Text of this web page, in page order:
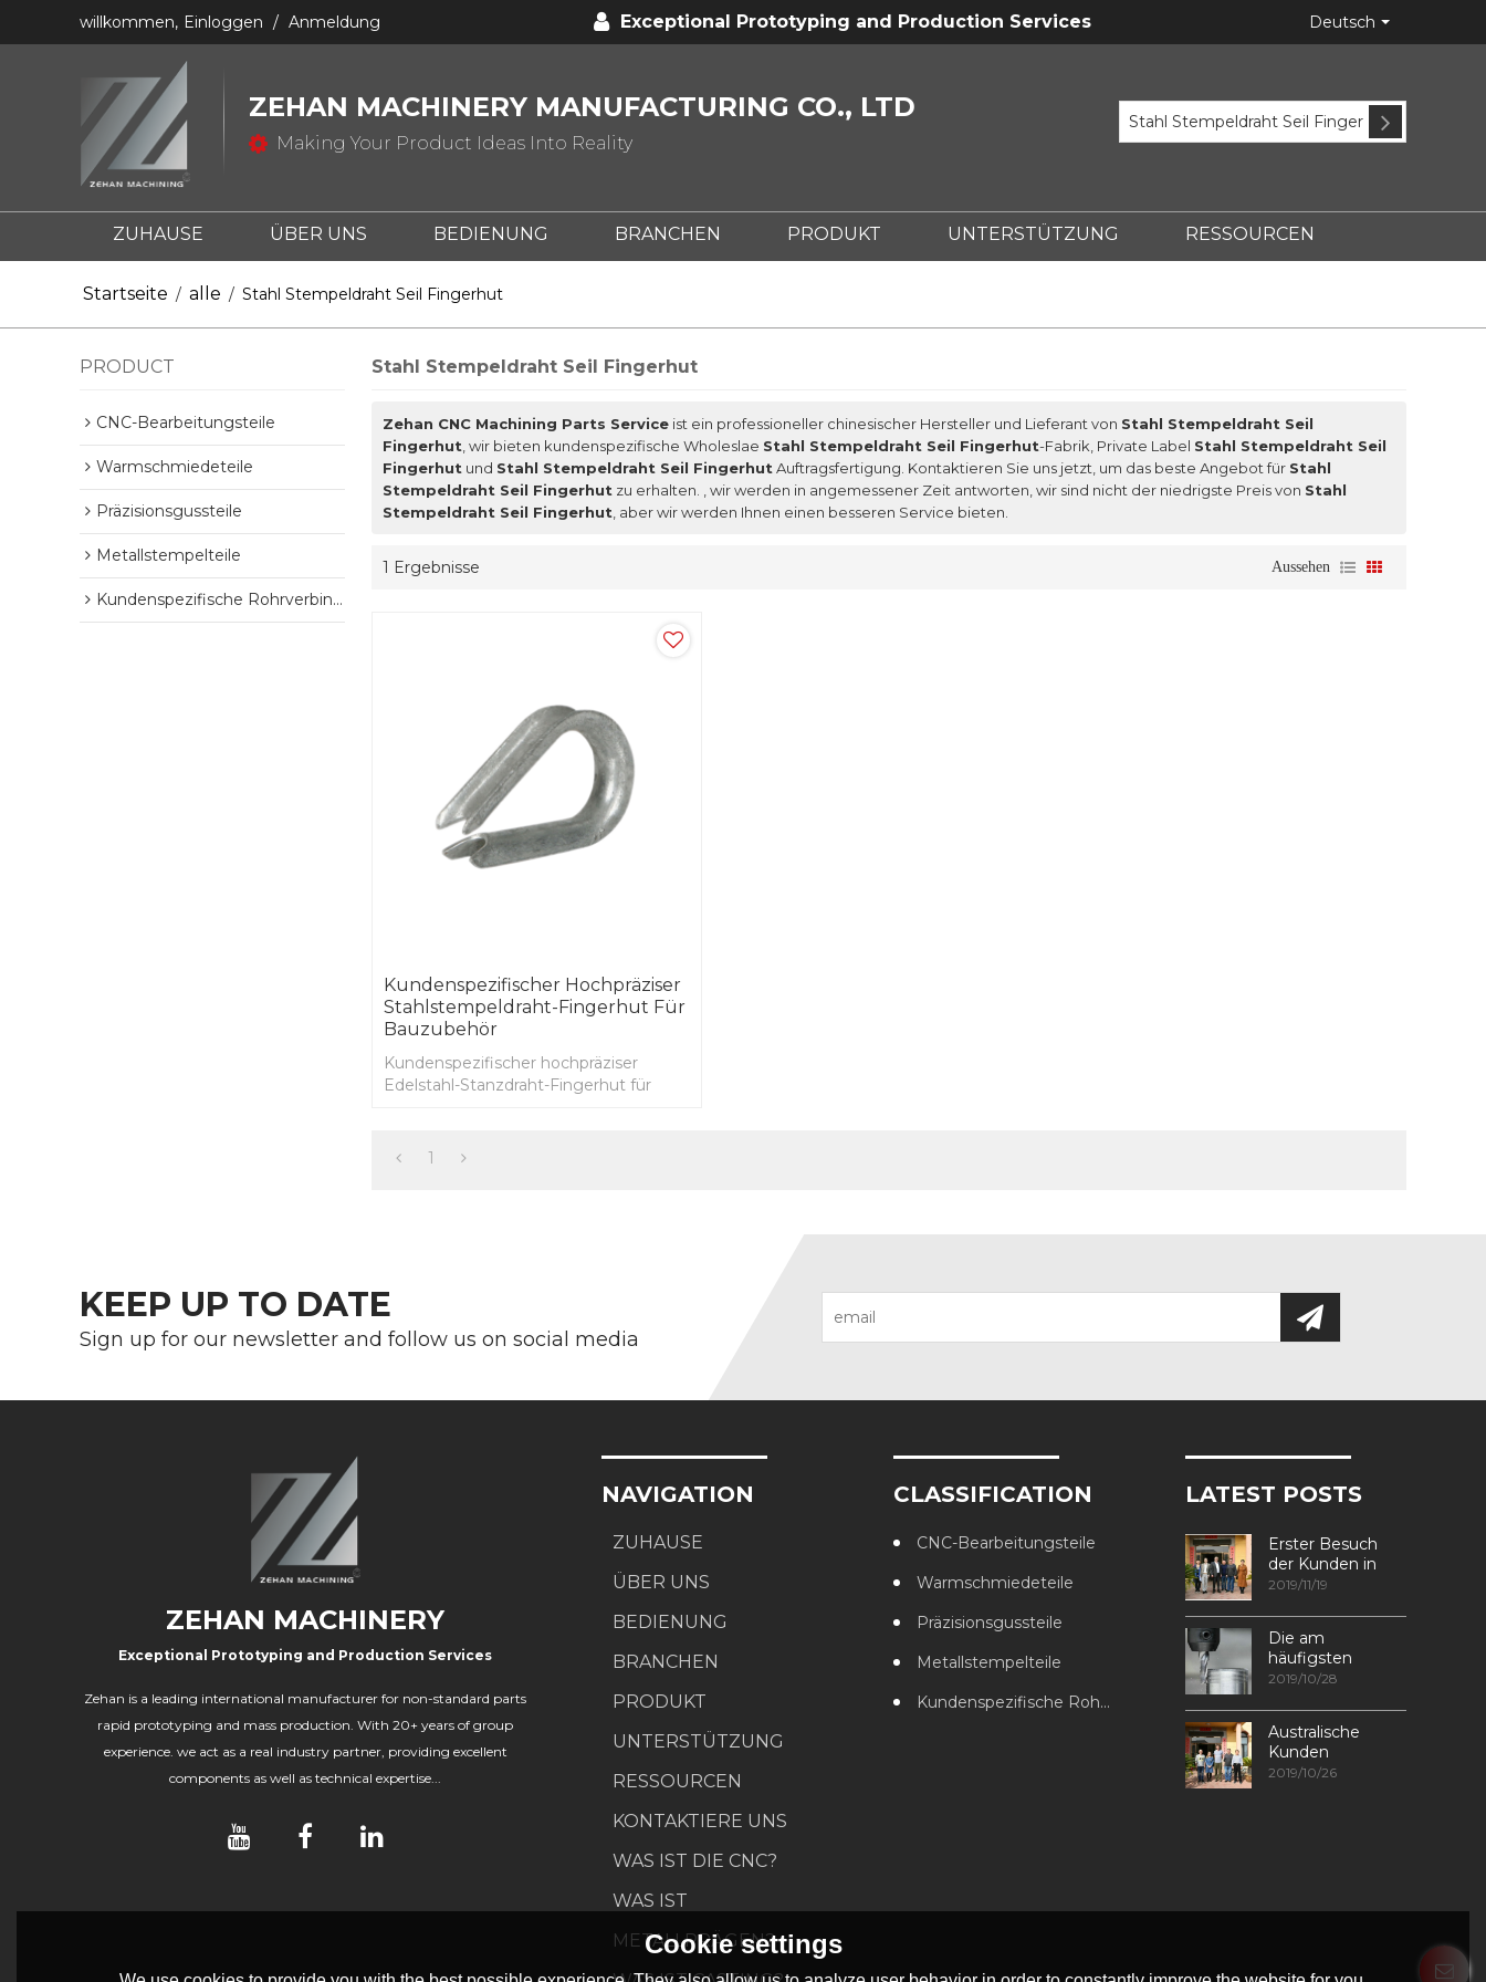
willkommen, Einloggen / Anmeldung Exceptional Prototyping and Production Services Deutsch
ZEHAN MACHINERY MANUFACTURING CO., LTD
Making Your Product Ideas Into Reality
ZUHAUSE ÜBER UNS BEDIENUNG BRANCHEN PRODUKT UNTERSTÜTZUNG RESSOURCEN
Startseite / alle / Stahl Stempeldraht Seil Fingerhut
PRODUCT
CNC-Bearbeitungsteile
Warmschmiedeteile
Präzisionsgussteile
Metallstempelteile
Kundenspezifische Rohrverbindungsstücke
Stahl Stempeldraht Seil Fingerhut
Zehan CNC Machining Parts Service ist ein professioneller chinesischer Hersteller und Lieferant von Stahl Stempeldraht Seil
Fingerhut , wir bieten kundenspezifische Wholeslae Stahl Stempeldraht Seil Fingerhut-Fabrik, Private Label Stahl Stempeldraht Seil
Fingerhut und Stahl Stempeldraht Seil Fingerhut Auftragsfertigung. Kontaktieren Sie uns jetzt, um das beste Angebot für Stahl
Stempeldraht Seil Fingerhut zu erhalten. , wir werden in angemessener Zeit antworten, wir sind nicht der niedrigste Preis von Stahl
Stempeldraht Seil Fingerhut , aber wir werden Ihnen einen besseren Service bieten.
1 Ergebnisse Aussehen
Kundenspezifischer Hochpräziser
Stahlstempeldraht-Fingerhut Für
Bauzubehör
Kundenspezifischer hochpräziser
Edelstahl-Stanzdraht-Fingerhut für
1
KEEP UP TO DATE
Sign up for our newsletter and follow us on social media
ZEHAN MACHINERY
Exceptional Prototyping and Production Services
Zehan is a leading international manufacturer for non-standard parts
rapid prototyping and mass production. With 20+ years of group
experience. we act as a real industry partner, providing excellent
components as well as technical expertise...
NAVIGATION
ZUHAUSE
ÜBER UNS
BEDIENUNG
BRANCHEN
PRODUKT
UNTERSTÜTZUNG
RESSOURCEN
KONTAKTIERE UNS
WAS IST DIE CNC?
WAS IST
METALLPRÄGEN?
CLASSIFICATION
CNC-Bearbeitungsteile
Warmschmiedeteile
Präzisionsgussteile
Metallstempelteile
Kundenspezifische Rohrverbindungsstücke
LATEST POSTS
Erster Besuch
der Kunden in
unserer Fabrik
2019/11/19
Die am
häufigsten
verwendeten
Gewindebearbeitung
in CNC-
Bearbeitungszentren
2019/10/28
Australische
Kunden
besuchen
2019/10/26
Cookie settings